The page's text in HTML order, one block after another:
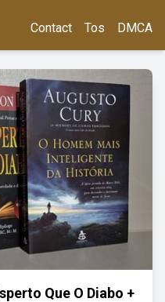
Contact Tos DMCA
Que O Diabo +